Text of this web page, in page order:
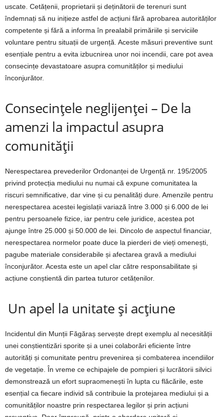
uscate. Cetățenii, proprietarii și deținătorii de terenuri sunt
îndemnați să nu inițieze astfel de acțiuni fără aprobarea autorităților
competente și fără a informa în prealabil primăriile și serviciile
voluntare pentru situații de urgență. Aceste măsuri preventive sunt
esențiale pentru a evita izbucnirea unor noi incendii, care pot avea
consecințe devastatoare asupra comunităților și mediului
înconjurător.
Consecințele neglijenței – De la
amenzi la impactul asupra
comunității
Nerespectarea prevederilor Ordonanței de Urgență nr. 195/2005
privind protecția mediului nu numai că expune comunitatea la
riscuri semnificative, dar vine și cu penalități dure. Amenzile pentru
nerespectarea acestei legislații variază între 3.000 și 6.000 de lei
pentru persoanele fizice, iar pentru cele juridice, acestea pot
ajunge între 25.000 și 50.000 de lei. Dincolo de aspectul financiar,
nerespectarea normelor poate duce la pierderi de vieți omenești,
pagube materiale considerabile și afectarea gravă a mediului
înconjurător. Acesta este un apel clar către responsabilitate și
acțiune conștientă din partea tuturor cetățenilor.
Un apel la unitate și acțiune
Incidentul din Munții Făgăraș servește drept exemplu al necesității
unei conștientizări sporite și a unei colaborări eficiente între
autorități și comunitate pentru prevenirea și combaterea incendiilor
de vegetație. În vreme ce echipajele de pompieri și lucrătorii silvici
demonstrează un efort supraomenești în lupta cu flăcările, este
esențial ca fiecare individ să contribuie la protejarea mediului și a
comunităților noastre prin respectarea legilor și prin acțiuni